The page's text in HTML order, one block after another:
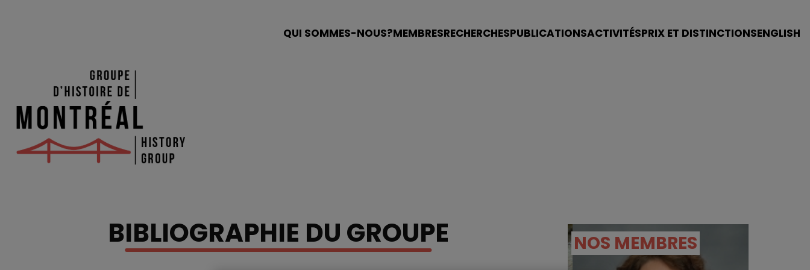
QUI SOMMES-NOUS?MEMBRESRECHERCHESPUBLICATIONSACTIVITÉSPRIX ET DISTINCTIONSENGLISH
BIBLIOGRAPHIE DU GROUPE NOS MEMBRES